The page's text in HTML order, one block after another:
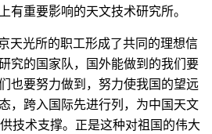
有重要影响的天文技术研究所。
天光所的职工形成了共同的理想信
究的国家队，国外能做到的我们要
也要努力做到，努力使我国的望远
，跨入国际先进行列，为中国天文
技术支撑。正是这种对祖国的伟大